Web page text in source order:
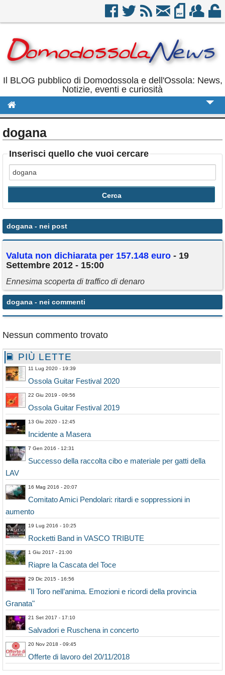
Il BLOG pubblico di Domodossola e dell'Ossola: News,
Notizie, eventi e curiosità
Politica
Eventi
Calendario
Annunci
dogana
Inserisci quello che vuoi cercare
dogana - nei post
Valuta non dichiarata per 157.148 euro - 19
Settembre 2012 - 15:00
Ennesima scoperta di traffico di denaro
dogana - nei commenti
Nessun commento trovato
PIÙ LETTE
11 Lug 2020 - 19:39
Ossola Guitar Festival 2020
22 Giu 2019 - 09:56
Ossola Guitar Festival 2019
13 Giu 2020 - 12:45
Incidente a Masera
7 Gen 2016 - 12:31
Successo della raccolta cibo e materiale per gatti della
LAV
16 Mag 2016 - 20:07
Comitato Amici Pendolari: ritardi e soppressioni in
aumento
19 Lug 2016 - 10:25
Rocketti Band in VASCO TRIBUTE
1 Giu 2017 - 21:00
Riapre la Cascata del Toce
29 Dic 2015 - 16:56
"Il Toro nell’anima. Emozioni e ricordi della provincia
Granata"
21 Set 2017 - 17:10
Salvadori e Ruschena in concerto
20 Nov 2018 - 09:45
Offerte di lavoro del 20/11/2018